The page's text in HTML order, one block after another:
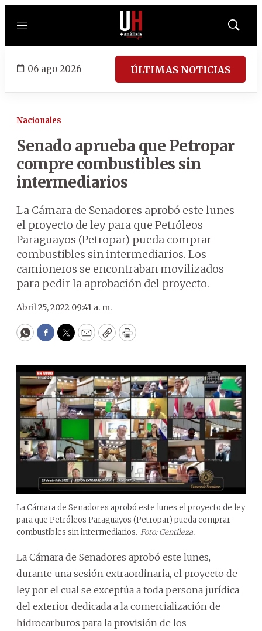
Menú
Mostrar
06 ago 2026 ÚLTIMAS NOTICIAS
Nacionales
Senado aprueba que Petropar
compre combustibles sin
intermediarios
La Cámara de Senadores aprobó este lunes
el proyecto de ley para que Petróleos
Paraguayos (Petropar) pueda comprar
combustibles sin intermediarios. Los
camioneros se encontraban movilizados
para pedir la aprobación del proyecto.
Abril 25, 2022 09:41 a. m.
WhatsApp
Facebook
Twitter
EmailCopyPrint
La Cámara de Senadores aprobó este lunes el proyecto de ley
para que Petróleos Paraguayos (Petropar) pueda comprar
combustibles sin intermediarios. Foto: Gentileza.
La Cámara de Senadores aprobó este lunes,
durante una sesión extraordinaria, el proyecto de
ley por el cual se exceptúa a toda persona jurídica
del exterior dedicada a la comercialización de
hidrocarburos para la provisión de los